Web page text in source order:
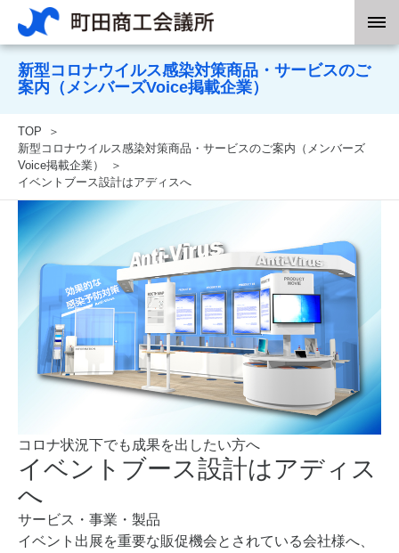
新型コロナウイルス感染対策商品・サービスのご
案内（メンバーズVoice掲載企業）
TOP
新型コロナウイルス感染対策商品・サービスのご案内（メンバーズ
Voice掲載企業）
イベントブース設計はアディスへ
コロナ状況下でも成果を出したい方へ
イベントブース設計はアディス
へ
サービス・事業・製品
イベント出展を重要な販促機会とされている会社様へ、